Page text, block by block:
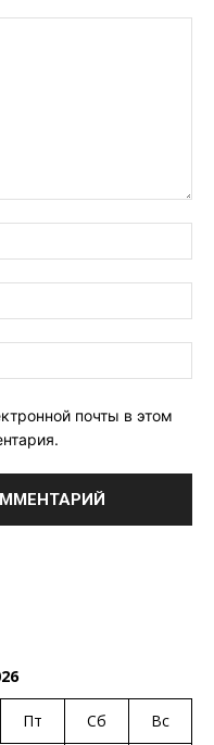
почты в этом
Пт Сб Вс